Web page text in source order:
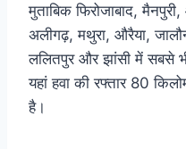
मुताबिक फिरोजाबाद,
अलीगढ़, मथुरा, औरैया,
ललितपुर और झांसी में सबसे
यहां हवा की रफ्तार 80
है।